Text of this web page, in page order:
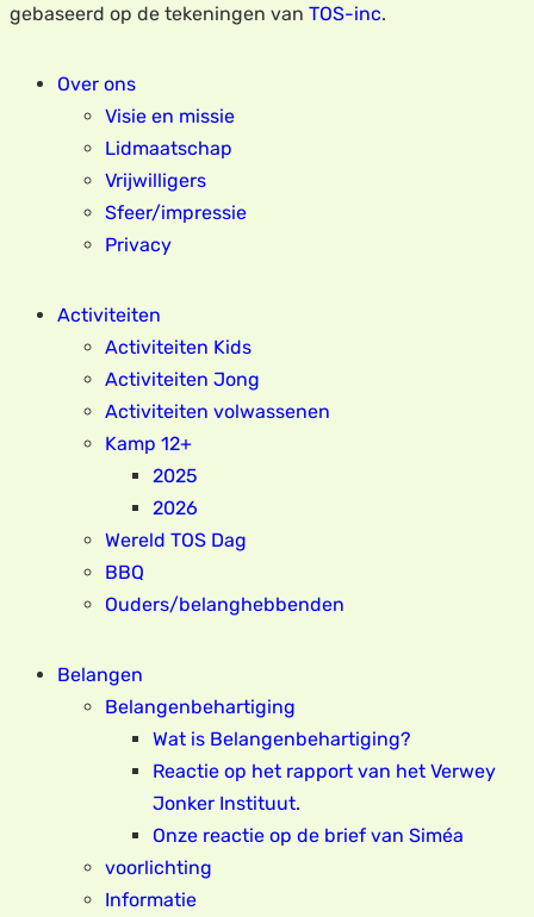
gebaseerd op de tekeningen van TOS-inc.
Over ons
Visie en missie
Lidmaatschap
Vrijwilligers
Sfeer/impressie
Privacy
Activiteiten
Activiteiten Kids
Activiteiten Jong
Activiteiten volwassenen
Kamp 12+
2025
2026
Wereld TOS Dag
BBQ
Ouders/belanghebbenden
Belangen
Belangenbehartiging
Wat is Belangenbehartiging?
Reactie op het rapport van het Verwey
Jonker Instituut.
Onze reactie op de brief van Siméa
voorlichting
Informatie